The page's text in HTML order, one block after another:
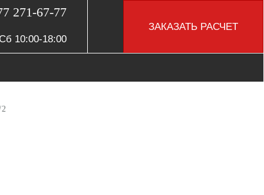
271-67-77
10:00-18:00
ЗАКАЗАТЬ РАСЧЕТ